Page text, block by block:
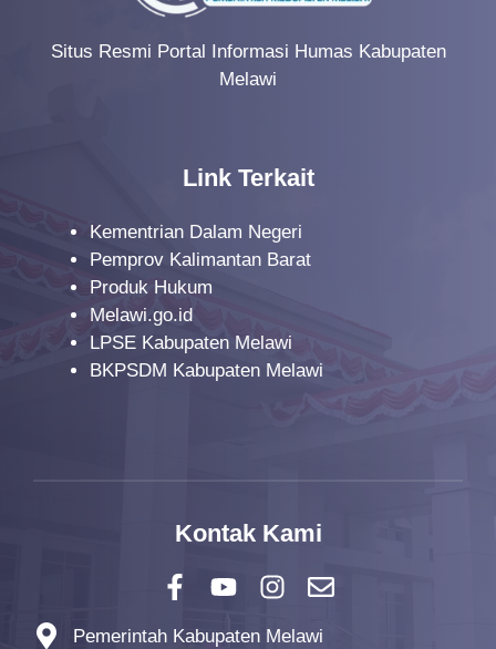
Situs Resmi Portal Informasi Humas Kabupaten
Melawi
Link Terkait
Kementrian Dalam Negeri
Pemprov Kalimantan Barat
Produk Hukum
Melawi.go.id
LPSE Kabupaten Melawi
BKPSDM Kabupaten Melawi
Kontak Kami
Pemerintah Kabupaten Melawi